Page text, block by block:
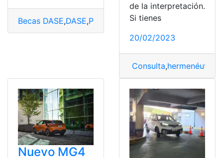
Becas DASE,DASE,Programa de becas DASE
de la interpretación.
Si tienes
20/02/2023
Consulta,hermenéutica
Nuevo MG4